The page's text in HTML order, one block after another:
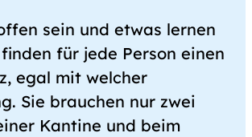
sein und etwas lernen
für jede Person einen
egal mit welcher
Sie brauchen nur zwei
Kantine und beim